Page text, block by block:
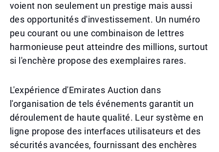
voient non seulement un prestige mais aussi
des opportunités d'investissement. Un numéro
peu courant ou une combinaison de lettres
harmonieuse peut atteindre des millions, surtout
si l'enchère propose des exemplaires rares.
L'expérience d'Emirates Auction dans
l'organisation de tels événements garantit un
déroulement de haute qualité. Leur système en
ligne propose des interfaces utilisateurs et des
sécurités avancées, fournissant des enchères